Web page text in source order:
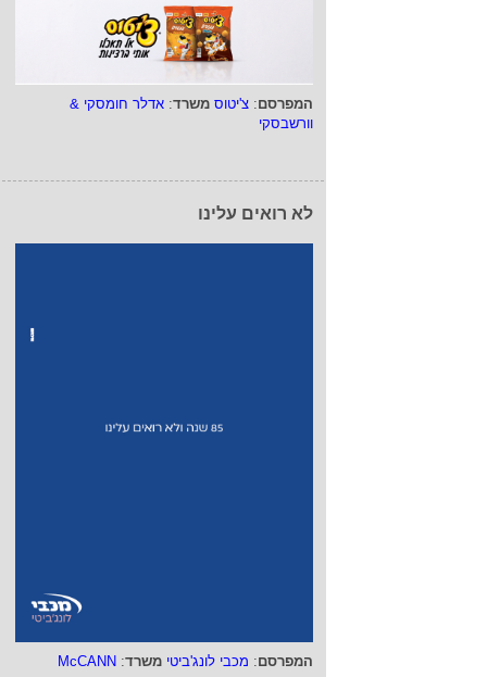
המפרסם: צ'יטוס משרד: אדלר חומסקי &
וורשבסקי
לא רואים עלינו
המפרסם: מכבי לונג'ביטי משרד:
McCANN